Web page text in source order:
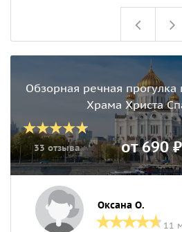
Обзорная речная
Храма Христа
33 отзыва от 690 ₽
Оксана О.
11